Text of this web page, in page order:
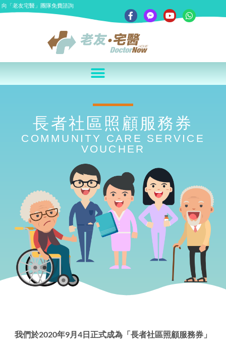
向「老友宅醫」團隊免費諮詢
長者社區照顧服務券
COMMUNITY CARE SERVICE
VOUCHER
我們於2020年9月4日正式成為「長者社區照顧服務券」